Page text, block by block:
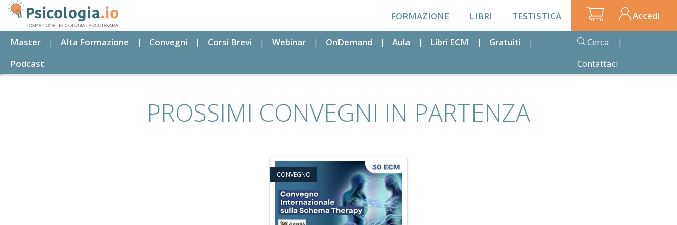
Salta
contenuto
principale
FORMAZIONE LIBRI TESTISTICA Accedi
Master Alta Formazione Convegni Corsi Brevi Webinar OnDemand Aula Libri ECM
Gratuiti
Podcast
Cerca
Contattaci
PROSSIMI CONVEGNI IN PARTENZA
CONVEGNO